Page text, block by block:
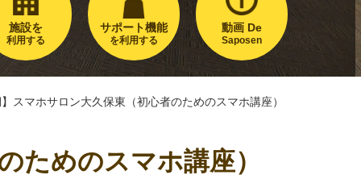
施設を
利用する
サポート機能
を利用する
動画 De
Saposen
スマホサロン大久保東（初心者のためのスマホ講座）
ためのスマホ講座）